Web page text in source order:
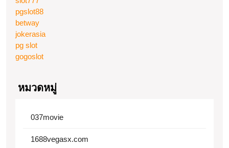
pgslot88
betway
jokerasia
pg slot
gogoslot
หมวดหมู่
037movie
1688vegasx.com